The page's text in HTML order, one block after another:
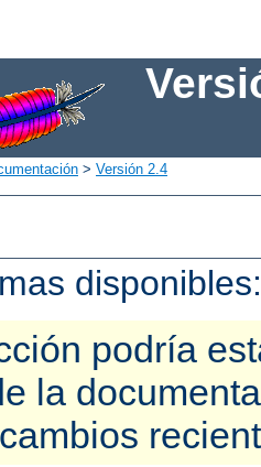
> Versión 2.4
podría
la